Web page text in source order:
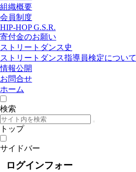
組織概要
会員制度
HIP-HOP G.S.R.
寄付金のお願い
ストリートダンス史
ストリートダンス指導員検定について
情報公開
お問合せ
ホーム
検索
トップ
サイドバー
ログインフォー